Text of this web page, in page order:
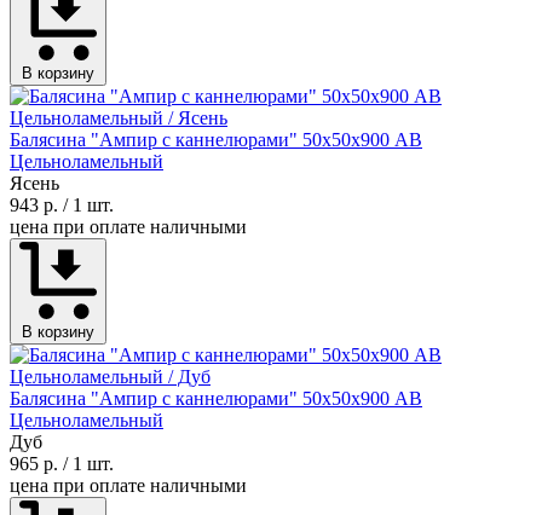
В корзину
Балясина "Ампир с каннелюрами" 50х50х900 АВ
Цельноламельный
Ясень
943 р. / 1 шт.
цена при оплате наличными
В корзину
Балясина "Ампир с каннелюрами" 50х50х900 АВ
Цельноламельный
Дуб
965 р. / 1 шт.
цена при оплате наличными